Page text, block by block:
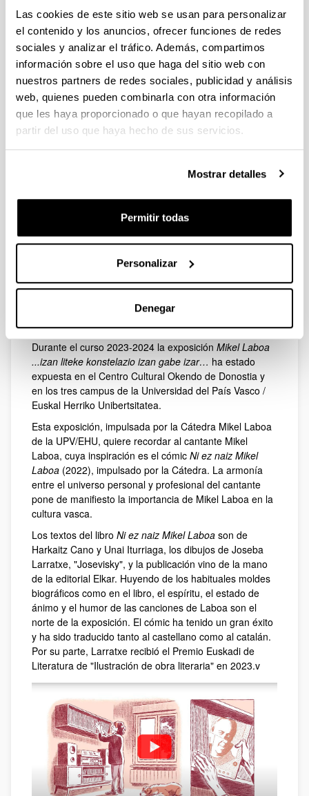
Las cookies de este sitio web se usan para personalizar
el contenido y los anuncios, ofrecer funciones de redes
sociales y analizar el tráfico. Además, compartimos
información sobre el uso que haga del sitio web con
nuestros partners de redes sociales, publicidad y análisis
web, quienes pueden combinarla con otra información
que les haya proporcionado o que hayan recopilado a
partir del uso que haya hecho de sus servicios.
Mostrar detalles
Permitir todas
Personalizar
Denegar
Video de la canción (Youtube)
konstelazio izan gabe izar…
Durante el curso 2023-2024 la exposición Mikel Laboa
...izan liteke konstelazio izan gabe izar… ha estado
expuesta en el Centro Cultural Okendo de Donostia y
en los tres campus de la Universidad del País Vasco /
Euskal Herriko Unibertsitatea.
Esta exposición, impulsada por la Cátedra Mikel Laboa
de la UPV/EHU, quiere recordar al cantante Mikel
Laboa, cuya inspiración es el cómic Ni ez naiz Mikel
Laboa (2022), impulsado por la Cátedra. La armonía
entre el universo personal y profesional del cantante
pone de manifiesto la importancia de Mikel Laboa en la
cultura vasca.
Los textos del libro Ni ez naiz Mikel Laboa son de
Harkaitz Cano y Unai Iturriaga, los dibujos de Joseba
Larratxe, "Josevisky", y la publicación vino de la mano
de la editorial Elkar. Huyendo de los habituales moldes
biográficos como en el libro, el espíritu, el estado de
ánimo y el humor de las canciones de Laboa son el
norte de la exposición. El cómic ha tenido un gran éxito
y ha sido traducido tanto al castellano como al catalán.
Por su parte, Larratxe recibió el Premio Euskadi de
Literatura de "Ilustración de obra literaria" en 2023.v